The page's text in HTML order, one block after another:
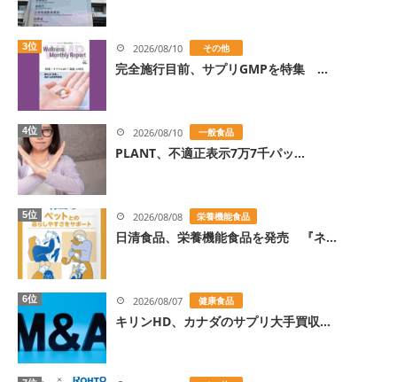
3位 2026/08/10 その他
完全施行目前、サプリGMPを特集 ...
4位 2026/08/10 一般食品
PLANT、不適正表示7万7千パッ...
5位 2026/08/08 栄養機能食品
日清食品、栄養機能食品を発売 『ネ...
6位 2026/08/07 健康食品
キリンHD、カナダのサプリ大手買収...